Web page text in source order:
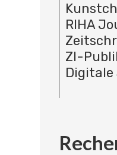
RIHA
ZI-
Digitale